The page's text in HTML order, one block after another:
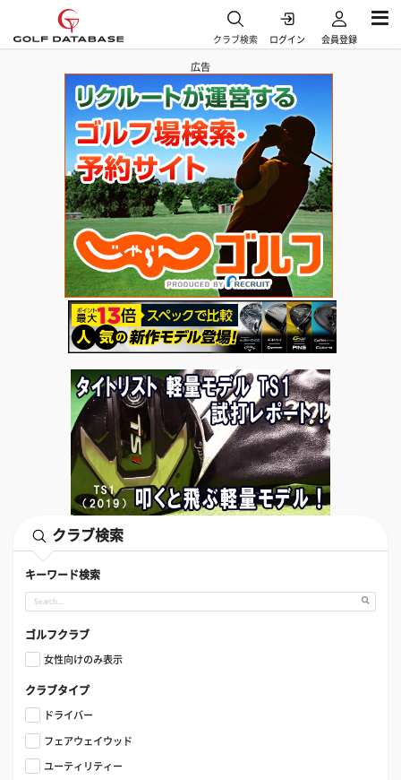
クラブ検索 ログイン 会員登録
広告
クラブ検索
キーワード検索
ゴルフクラブ
女性向けのみ表示
クラブタイプ
ドライバー
フェアウェイウッド
ユーティリティー